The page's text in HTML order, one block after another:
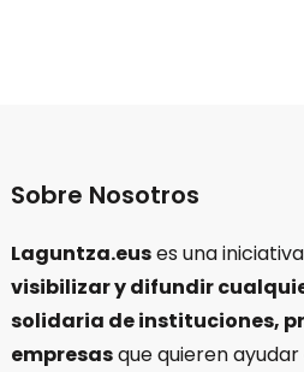
Sobre Nosotros
Laguntza.euses una
visibilizar y difundir
solidaria de instituciones,
empresasque quieren